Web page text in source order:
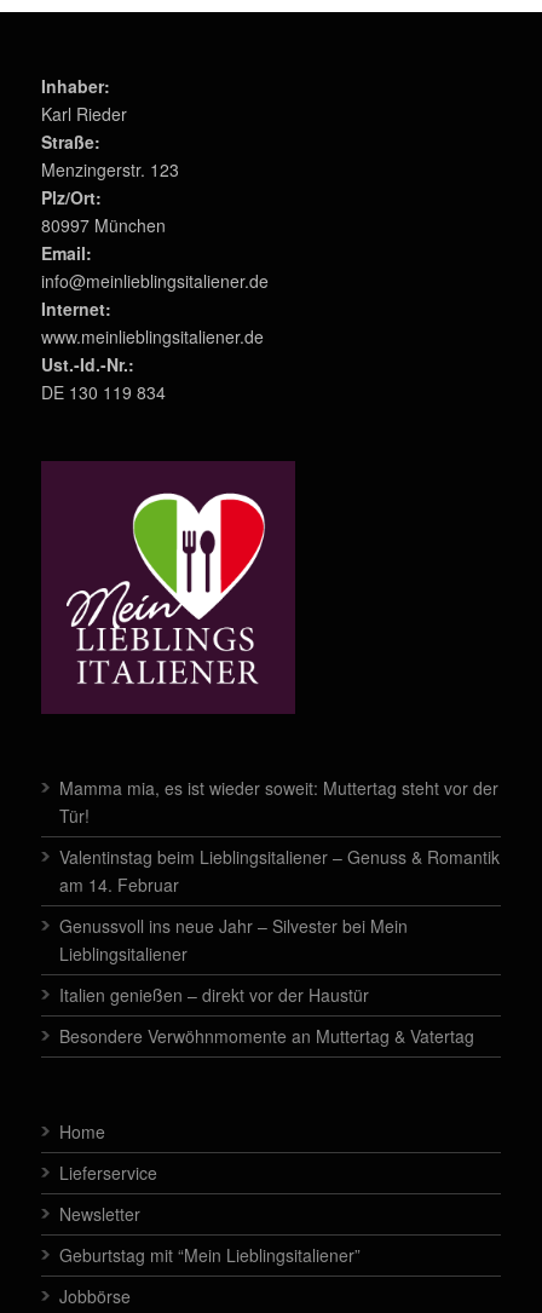
Inhaber:
Karl Rieder
Straße:
Menzingerstr. 123
Plz/Ort:
80997 München
Email:
info@meinlieblingsitaliener.de
Internet:
www.meinlieblingsitaliener.de
Ust.-Id.-Nr.:
DE 130 119 834
Mamma mia, es ist wieder soweit: Muttertag steht vor der
Tür!
Valentinstag beim Lieblingsitaliener – Genuss & Romantik
am 14. Februar
Genussvoll ins neue Jahr – Silvester bei Mein
Lieblingsitaliener
Italien genießen – direkt vor der Haustür
Besondere Verwöhnmomente an Muttertag & Vatertag
Home
Lieferservice
Newsletter
Geburtstag mit “Mein Lieblingsitaliener”
Jobbörse